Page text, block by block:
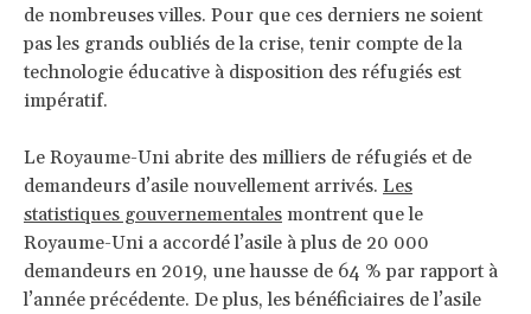
de nombreuses villes. Pour que ces derniers ne soient
pas les grands oubliés de la crise, tenir compte de la
technologie éducative à disposition des réfugiés est
impératif.
Le Royaume-Uni abrite des milliers de réfugiés et de
demandeurs d’asile nouvellement arrivés. Les
statistiques gouvernementales montrent que le
Royaume-Uni a accordé l’asile à plus de 20 000
demandeurs en 2019, une hausse de 64 % par rapport à
l’année précédente. De plus, les bénéficiaires de l’asile